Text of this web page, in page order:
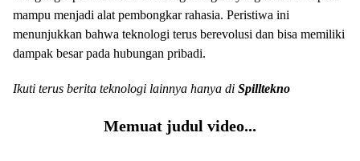
mampu menjadi alat pembongkar rahasia. Peristiwa ini
menunjukkan bahwa teknologi terus berevolusi dan bisa memiliki
dampak besar pada hubungan pribadi.
Ikuti terus berita teknologi lainnya hanya di Spilltekno
Memuat judul video...